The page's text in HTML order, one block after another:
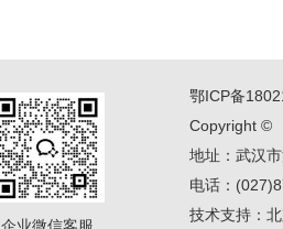
鄂ICP备
Copyright ©
地址：武汉
电话：
技术支持：